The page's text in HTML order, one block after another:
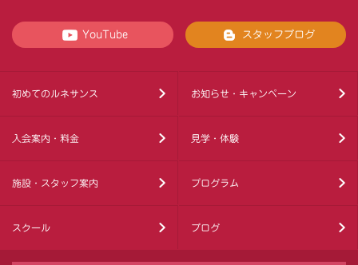
YouTube スタッフブログ
初めてのルネサンス お知らせ・キャンペーン
入会案内・料金 見学・体験
施設・スタッフ案内 プログラム
スクール ブログ